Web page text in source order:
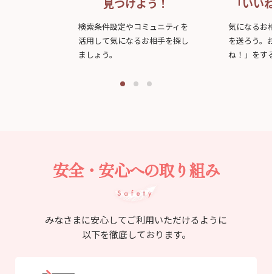
見つけよう！
検索条件設定やコミュニティを
活用して気になるお相手を探し
ましょう。
「い
気になるお
を送ろう。
ね！」をす
安全・安心への取り組み
みなさまに安心してご利用いただけるように
以下を徹底しております。